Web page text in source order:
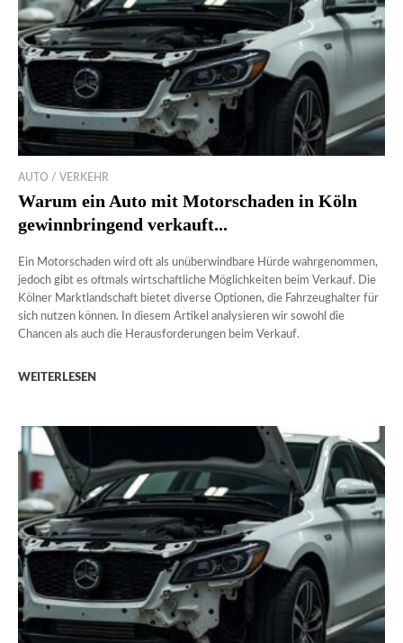
AUTO / VERKEHR
Warum ein Auto mit Motorschaden in Köln
gewinnbringend verkauft...
Ein Motorschaden wird oft als unüberwindbare Hürde wahrgenommen,
jedoch gibt es oftmals wirtschaftliche Möglichkeiten beim Verkauf. Die
Kölner Marktlandschaft bietet diverse Optionen, die Fahrzeughalter für
sich nutzen können. In diesem Artikel analysieren wir sowohl die
Chancen als auch die Herausforderungen beim Verkauf.
WEITERLESEN